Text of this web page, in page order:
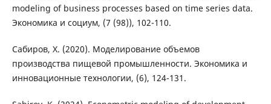
modeling of business processes based on time series data.
Экономика и социум, (7 (98)), 102-110.
Сабиров, Х. (2020). Моделирование объемов
производства пищевой промышленности. Экономика и
инновационные технологии, (6), 124-131.